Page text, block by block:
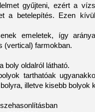
gyűjteni, ezért a
a betelepítés. Ezen
emeletek, így
(vertical) farmokban.
boly oldalról látható.
tarthatóak
illetve kisebb bolyok